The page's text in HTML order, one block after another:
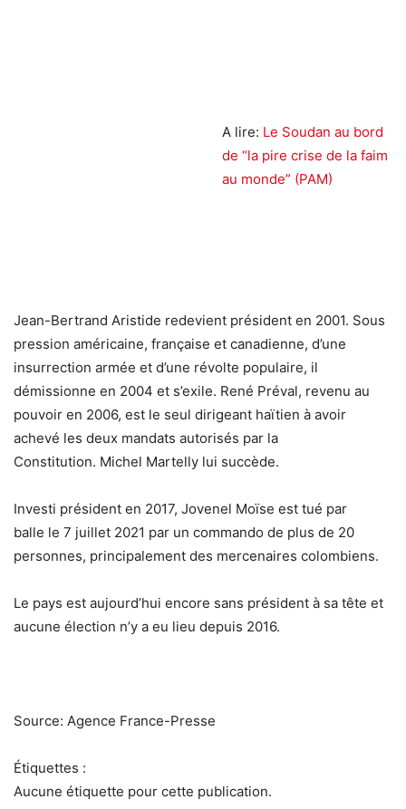
A lire: Le Soudan au bord
de “la pire crise de la faim
au monde” (PAM)
Jean-Bertrand Aristide redevient président en 2001. Sous
pression américaine, française et canadienne, d’une
insurrection armée et d’une révolte populaire, il
démissionne en 2004 et s’exile. René Préval, revenu au
pouvoir en 2006, est le seul dirigeant haïtien à avoir
achevé les deux mandats autorisés par la
Constitution. Michel Martelly lui succède.
Investi président en 2017, Jovenel Moïse est tué par
balle le 7 juillet 2021 par un commando de plus de 20
personnes, principalement des mercenaires colombiens.
Le pays est aujourd’hui encore sans président à sa tête et
aucune élection n’y a eu lieu depuis 2016.
Source: Agence France-Presse
Étiquettes :
Aucune étiquette pour cette publication.